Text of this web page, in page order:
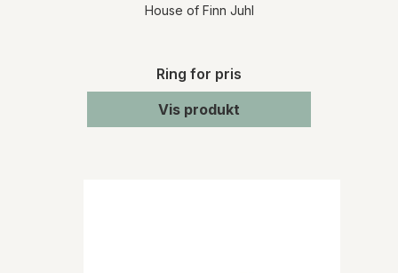
House of Finn Juhl
Ring for pris
Vis produkt